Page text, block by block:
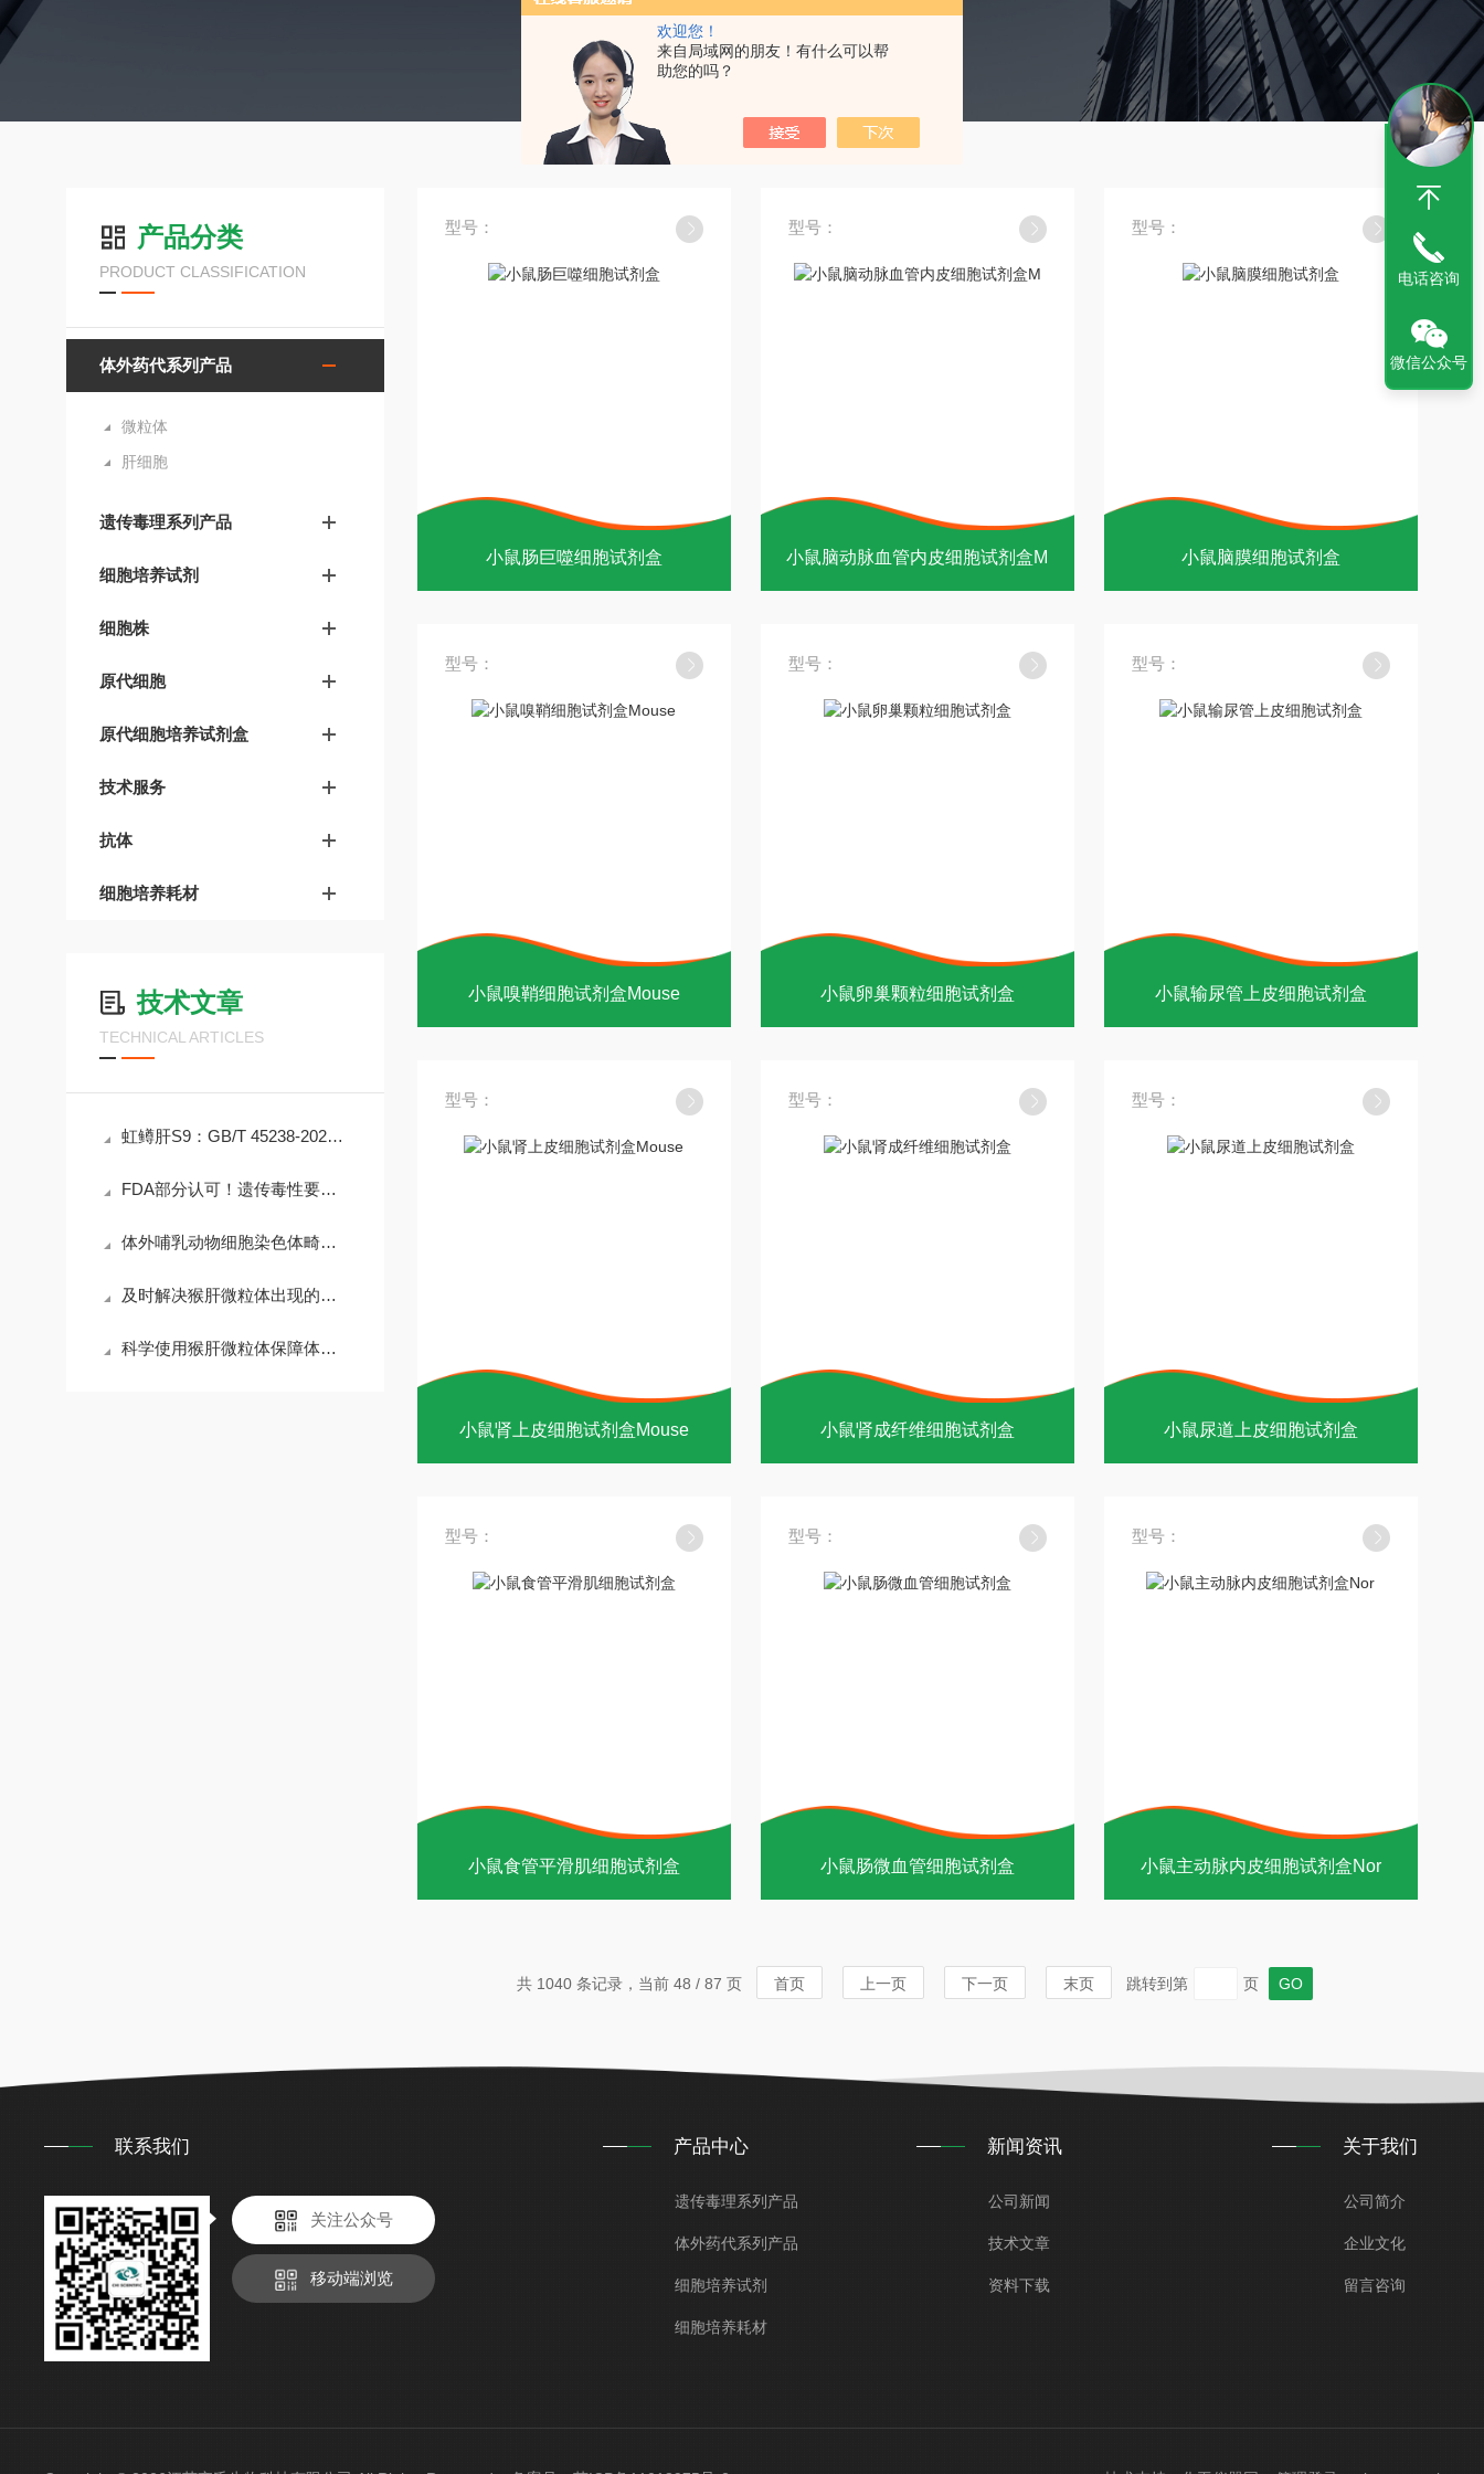
欢迎您！
来自局域网的朋友！有什么可以帮
助您的吗？
产品分类
PRODUCT CLASSIFICATION
体外药代系列产品
微粒体
肝细胞
遗传毒理系列产品
细胞培养试剂
细胞株
原代细胞
原代细胞培养试剂盒
技术服务
抗体
细胞培养耗材
技术文章
TECHNICAL ARTICLES
虹鳟肝S9：GB/T 45238-2025新国标下的核心工具
FDA部分认可！遗传毒性要求存变数，医疗器械企业如何应对？
体外哺乳动物细胞染色体畸变试验(CA)迎重大修订！
及时解决猴肝微粒体出现的问题有助于提升实验可靠性与重复性
科学使用猴肝微粒体保障体外代谢试验数据精准可靠
型号：
小鼠肠巨噬细胞试剂盒
型号：
小鼠脑动脉血管内皮细胞试剂盒M
型号：
小鼠脑膜细胞试剂盒
型号：
小鼠嗅鞘细胞试剂盒Mouse
型号：
小鼠卵巢颗粒细胞试剂盒
型号：
小鼠输尿管上皮细胞试剂盒
型号：
小鼠肾上皮细胞试剂盒Mouse
型号：
小鼠肾成纤维细胞试剂盒
型号：
小鼠尿道上皮细胞试剂盒
型号：
小鼠食管平滑肌细胞试剂盒
型号：
小鼠肠微血管细胞试剂盒
型号：
小鼠主动脉内皮细胞试剂盒Nor
共 1040 条记录，当前 48 / 87 页 首页 上一页 下一页 末页 跳转到第 页
联系我们
关注公众号
移动端浏览
产品中心
遗传毒理系列产品
体外药代系列产品
细胞培养试剂
细胞培养耗材
新闻资讯
公司新闻
技术文章
资料下载
关于我们
公司简介
企业文化
留言咨询
电话咨询
微信公众号